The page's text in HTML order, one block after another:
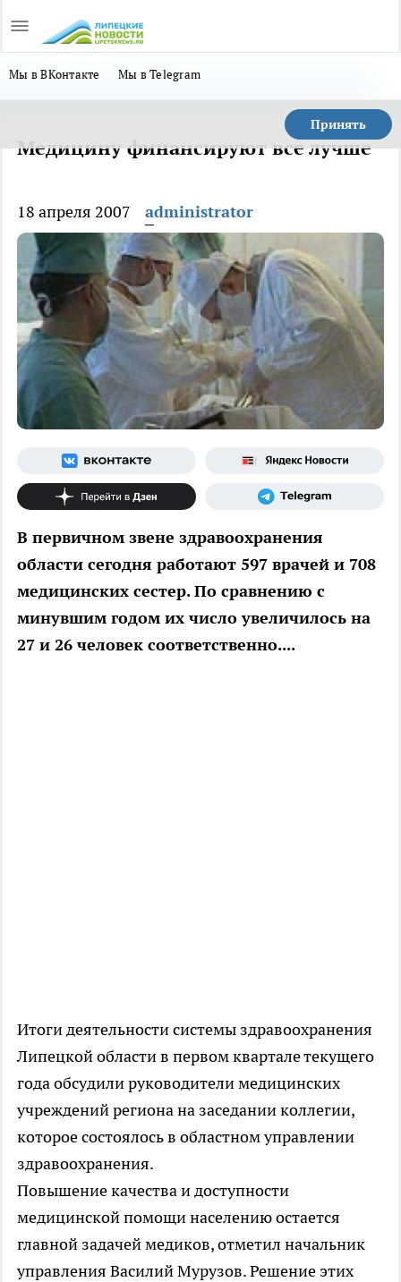
Мы в ВКонтакте Мы в Telegram
Принять
Медицину финансируют все лучше
18 апреля 2007 administrator
В первичном звене здравоохранения
области сегодня работают 597 врачей и 708
медицинских сестер. По сравнению с
минувшим годом их число увеличилось на
27 и 26 человек соответственно....
Итоги деятельности системы здравоохранения
Липецкой области в первом квартале текущего
года обсудили руководители медицинских
учреждений региона на заседании коллегии,
которое состоялось в областном управлении
здравоохранения.
Повышение качества и доступности
медицинской помощи населению остается
главной задачей медиков, отметил начальник
управления Василий Мурузов. Решение этих